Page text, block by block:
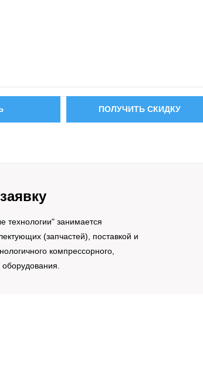
ПОЛУЧИТЬ СКИДКУ
технологии" занимается
(запчастей), поставкой и
компрессорного,
оборудования.